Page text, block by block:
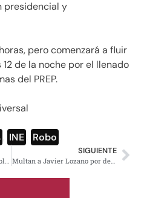
presidencial y
pero comenzará a fluir
de la noche por el llenado
del PREP.
INE Robo
SIGUIENTE
Multan a Javier Lozano por despreciar a los adultos mayores